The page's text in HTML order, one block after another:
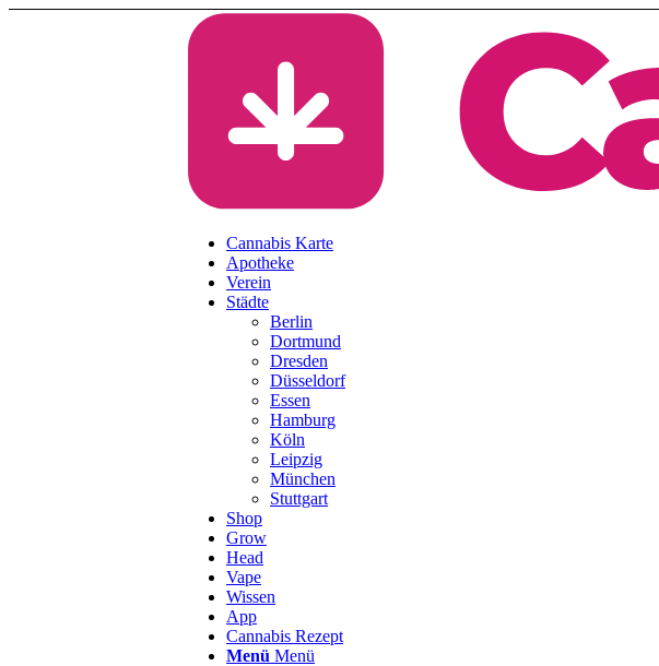
Cannabis Karte
Apotheke
Verein
Städte
Berlin
Dortmund
Dresden
Düsseldorf
Essen
Hamburg
Köln
Leipzig
München
Stuttgart
Shop
Grow
Head
Vape
Wissen
App
Cannabis Rezept
Menü Menü
Rezept &